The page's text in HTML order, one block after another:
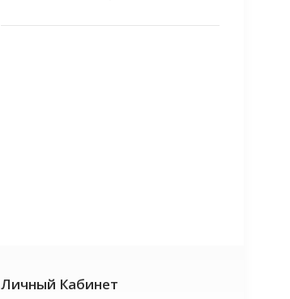
Личный Кабинет